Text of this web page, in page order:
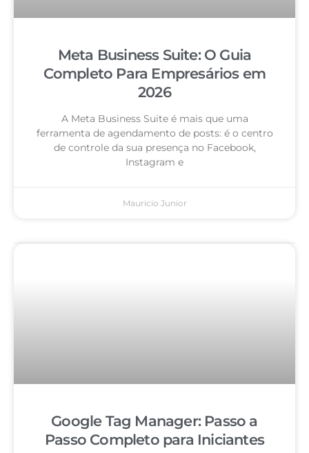
Meta Business Suite: O Guia
Completo Para Empresários em
2026
A Meta Business Suite é mais que uma
ferramenta de agendamento de posts: é o centro
de controle da sua presença no Facebook,
Instagram e
Mauricio Junior
Google Tag Manager: Passo a
Passo Completo para Iniciantes